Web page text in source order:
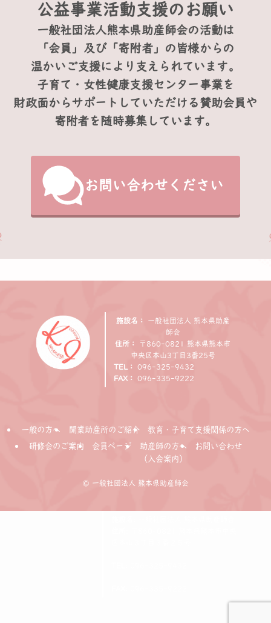
公益事業活動支援のお願い
一般社団法人熊本県助産師会の活動は
「会員」及び「寄附者」の皆様からの
温かいご支援により支えられています。
子育て・女性健康支援センター事業を
財政面からサポートしていただける賛助会員や
寄附者を随時募集しています。
お問い合わせください
施設名：
一般社団法人 熊本県助産
師会
住所：
〒860-0821 熊本県熊本市
中央区本山3丁目3番25号
TEL：
096-325-9432
FAX：
096-335-9222
一般の方へ 開業助産所のご紹介
教育・子育て支援関係の方へ
研修会のご案内
会員ページ
助産師の方へ
（入会案内）
お問い合わせ
© 一般社団法人 熊本県助産師会